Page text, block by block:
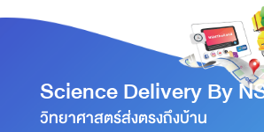
Science Delivery By
วิทยาศาสตร์ส่งตรงถึงบ้าน